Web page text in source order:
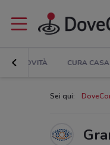
NOVITÀ CURA
Sei qui: